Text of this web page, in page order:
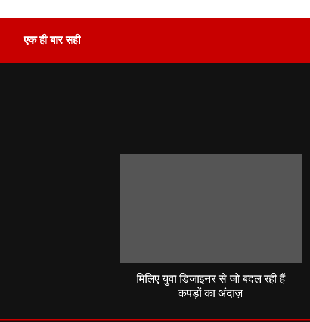
एक ही बार सही
मिलिए युवा डिजाइनर से जो बदल रही हैं
कपड़ों का अंदाज़